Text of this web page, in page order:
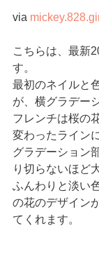
via
こちらは、最新
す。
最初のネイルと
が、横グラデー
フレンチは桜の
変わったライン
グラデーション
り切らないほど
ふんわりと淡い
の花のデザイン
てくれます。